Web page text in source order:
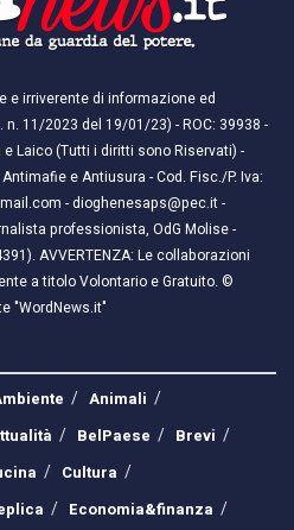
e irriverente di informazione ed
11/2023 del 19/01/23) - ROC: 39938 -
Laico (Tutti i diritti sono Riservati) -
e Antiusura - Cod. Fisc./P. Iva:
- dioghenesaps@pec.it -
professionista, OdG Molise -
AVVERTENZA: Le collaborazioni
a titolo Volontario e Gratuito. ©
"WordNews.it"
Animali
BelPaese
Brevi
Cultura
Economia&finanza